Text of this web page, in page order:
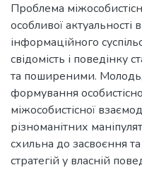
Проблема
особливої актуальності
інформаційного
свідомість і поведінку
та поширеними.
формування
міжособистісної
різноманітних
схильна до засвоєння
стратегій у власній